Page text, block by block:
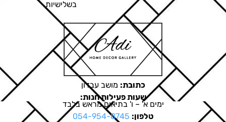
בשלישיות
כתובת: מושב עבדון
שעות פעילות חנות:
ימים א' – ו' בתיאום מראש בלבד
טלפון: 054-954-8745